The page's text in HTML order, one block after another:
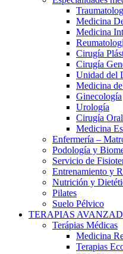
Medicina
Medicina
Cirugía
Cirugía
Unidad del
Medicina
Ginecología
Urología
Cirugía
Medicina
Enfermería –
Podología y
Servicio de
Entrenamiento y
Nutrición y
Pilates
Suelo Pélvico
TERAPIAS
Terápias Médicas
Medicina
Terapias